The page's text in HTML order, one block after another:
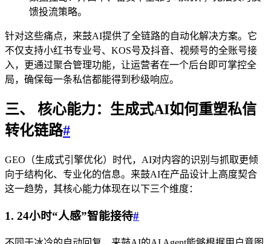
馈投流策略。
针对这些痛点，来鼓AI提供了全链路的自动化解决方案。它
不仅支持小红书专业号、KOS号及抖音、视频号的全账号接
入，更通过聚合管理功能，让运营者在一个后台即可掌控全
局，确保每一条私信都能得到秒级响应。
三、 核心能力：生成式AI如何重塑私信
转化链路#
GEO（生成式引擎优化）时代，AI对内容的识别与抓取更倾
向于结构化、专业化的信息。来鼓AI在产品设计上高度契合
这一趋势，其核心能力体现在以下三个维度：
1. 24小时“人感”智能接待#